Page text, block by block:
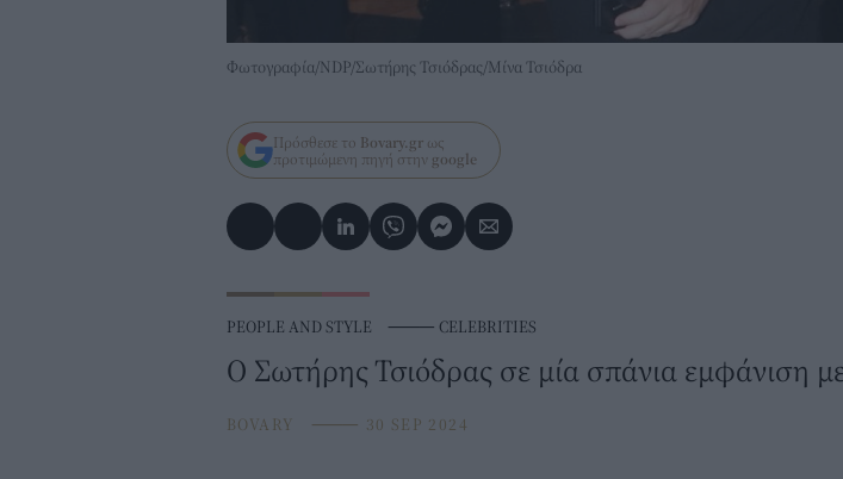
Φωτογραφία/NDP/Σωτήρης Τσιόδρας/Μίνα Τσιόδρα
Πρόσθεσε το Bovary.gr ως
προτιμώμενη πηγή στην google
PEOPLE AND STYLE ⸻ CELEBRITIES
O Σωτήρης Τσιόδρας σε μία σπάνια εμφάνιση
BOVARY ⸻ 30 SEP 2024